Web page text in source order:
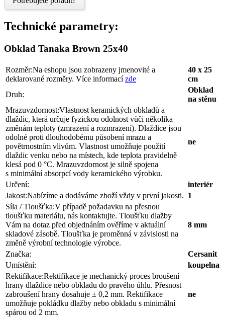
Technické parametry:
Obklad Tanaka Brown 25x40
Rozměr:Na eshopu jsou zobrazeny jmenovité a
deklarované rozměry. Více informacízde
40 x 25
cm
Druh:
Obklad
na stěnu
Mrazuvzdornost:Vlastnost keramických obkladů a
dlaždic, která určuje fyzickou odolnost vůči několika
změnám teploty (zmrazení a rozmrazení). Dlaždice jsou
odolné proti dlouhodobému působení mrazu a
povětrnostním vlivům. Vlastnost umožňuje použití
dlaždic venku nebo na místech, kde teplota pravidelně
klesá pod 0 °C. Mrazuvzdornost je silně spojena
s minimální absorpcí vody keramického výrobku.
ne
Určení:
interiér
Jakost:Nabízíme a dodáváme zboží vždy v první jakosti. 1
Síla / Tloušťka:V případě požadavku na přesnou
tloušťku materiálu, nás kontaktujte. Tloušťku dlažby
Vám na dotaz před objednáním ověříme v aktuální
skladové zásobě. Tloušťka je proměnná v závislosti na
změně výrobní technologie výrobce.
8 mm
Značka:
Cersanit
Umístění:
koupelna
Rektifikace:Rektifikace je mechanický proces broušení
hrany dlaždice nebo obkladu do pravého úhlu. Přesnost
zabroušení hrany dosahuje ± 0,2 mm. Rektifikace
umožňuje pokládku dlažby nebo obkladu s minimální
spárou od 2 mm.
ne